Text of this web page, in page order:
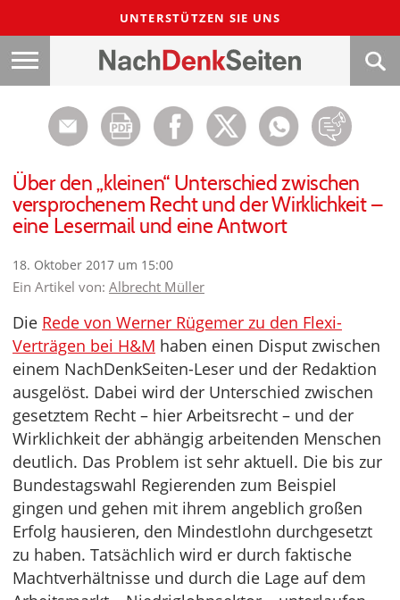
UNTERSTÜTZEN SIE UNS
Über den „kleinen“ Unterschied zwischen
versprochenem Recht und der Wirklichkeit –
eine Lesermail und eine Antwort
18. Oktober 2017 um 15:00
Ein Artikel von: Albrecht Müller
Die Rede von Werner Rügemer zu den Flexi-
Verträgen bei H&M haben einen Disput zwischen
einem NachDenkSeiten-Leser und der Redaktion
ausgelöst. Dabei wird der Unterschied zwischen
gesetztem Recht – hier Arbeitsrecht – und der
Wirklichkeit der abhängig arbeitenden Menschen
deutlich. Das Problem ist sehr aktuell. Die bis zur
Bundestagswahl Regierenden zum Beispiel
gingen und gehen mit ihrem angeblich großen
Erfolg hausieren, den Mindestlohn durchgesetzt
zu haben. Tatsächlich wird er durch faktische
Machtverhältnisse und durch die Lage auf dem